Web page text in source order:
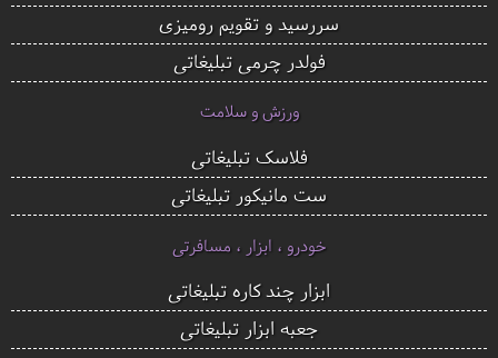
سررسید و تقویم رومیزی
فولدر چرمی تبلیغاتی
ورزش و سلامت
فلاسک تبلیغاتی
ست مانیکور تبلیغاتی
خودرو ، ابزار ، مسافرتی
ابزار چند کاره تبلیغاتی
جعبه ابزار تبلیغاتی